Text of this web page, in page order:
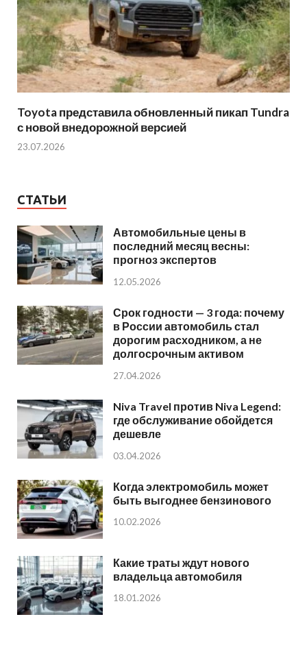
Toyota представила обновленный пикап Tundra
с новой внедорожной версией
23.07.2026
СТАТЬИ
Автомобильные цены в
последний месяц весны:
прогноз экспертов
12.05.2026
Срок годности — 3 года: почему
в России автомобиль стал
дорогим расходником, а не
долгосрочным активом
27.04.2026
Niva Travel против Niva Legend:
где обслуживание обойдется
дешевле
03.04.2026
Когда электромобиль может
быть выгоднее бензинового
10.02.2026
Какие траты ждут нового
владельца автомобиля
18.01.2026